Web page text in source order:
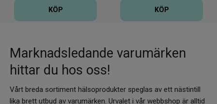
KÖP KÖP
Marknadsledande varumärken
hittar du hos oss!
Vårt breda sortiment hälsoprodukter speglas av ett nästintill
lika brett utbud av varumärken. Urvalet i vår webbshop är alltid